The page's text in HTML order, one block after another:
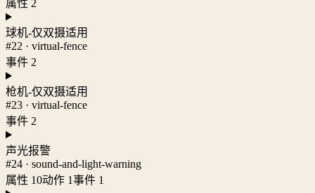
属性 2
球机-仅双摄适用
#22 · virtual-fence
事件 2
枪机-仅双摄适用
#23 · virtual-fence
事件 2
声光报警
#24 · sound-and-light-warning
属性 10动作 1事件 1